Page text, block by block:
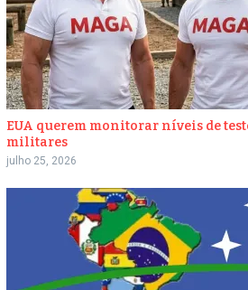
EUA querem monitorar níveis de
militares
julho 25, 2026